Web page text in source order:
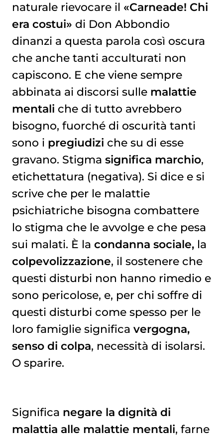
naturale rievocare il «Carneade! Chi
era costui» di Don Abbondio
dinanzi a questa parola così oscura
che anche tanti acculturati non
capiscono. E che viene sempre
abbinata ai discorsi sulle malattie
mentali che di tutto avrebbero
bisogno, fuorché di oscurità tanti
sono i pregiudizi che su di esse
gravano. Stigma significa marchio,
etichettatura (negativa). Si dice e si
scrive che per le malattie
psichiatriche bisogna combattere
lo stigma che le avvolge e che pesa
sui malati. È la condanna sociale, la
colpevolizzazione, il sostenere che
questi disturbi non hanno rimedio e
sono pericolose, e, per chi soffre di
questi disturbi come spesso per le
loro famiglie significa vergogna,
senso di colpa, necessità di isolarsi.
O sparire.
Significa negare la dignità di
malattia alle malattie mentali, farne